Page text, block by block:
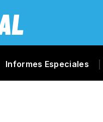
Informes Especiales